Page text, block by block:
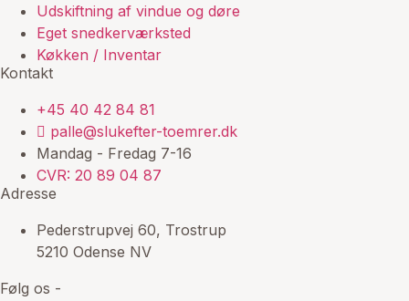
Udskiftning af vindue og døre
Eget snedkerværksted
Køkken / Inventar
Kontakt
+45 40 42 84 81
palle@slukefter-toemrer.dk
Mandag - Fredag 7-16
CVR: 20 89 04 87
Adresse
Pederstrupvej 60, Trostrup
5210 Odense NV
Følg os -